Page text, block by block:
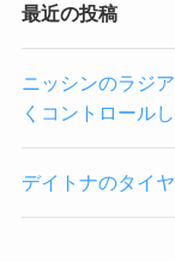
最近の投稿
ニッシンのラジ
くコントロール
デイトナのタイ